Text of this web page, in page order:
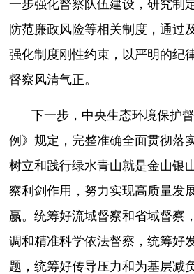
一步强化督察队伍建设，研究制
防范廉政风险等相关制度，通过
强化制度刚性约束，以严明的纪
督察风清气正。
下一步，中央生态环境保护
例》规定，完整准确全面贯彻落
树立和践行绿水青山就是金山银
察利剑作用，努力实现高质量发
赢。统筹好流域督察和省域督察
调和精准科学依法督察，统筹好
题，统筹好传导压力和为基层减